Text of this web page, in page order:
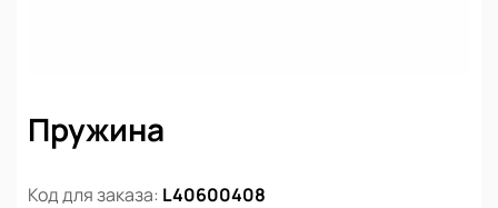
Пружина
Код для заказа: L40600408